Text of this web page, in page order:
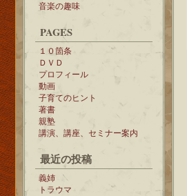
音楽の趣味
PAGES
１０箇条
ＤＶＤ
プロフィール
動画
子育てのヒント
著書
親塾
講演、講座、セミナー案内
最近の投稿
義姉
トラウマ